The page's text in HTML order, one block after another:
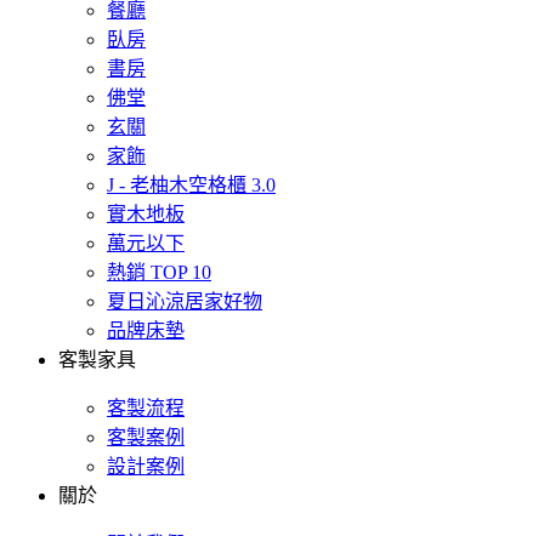
餐廳
臥房
書房
佛堂
玄關
家飾
J - 老柚木空格櫃 3.0
實木地板
萬元以下
熱銷 TOP 10
夏日沁涼居家好物
品牌床墊
客製家具
客製流程
客製案例
設計案例
關於